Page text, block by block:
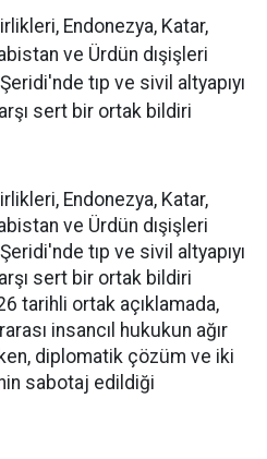
Endonezya, Katar,
ve Ürdün dışişleri
tıp ve sivil altyapıyı
sert bir ortak bildiri
Endonezya, Katar,
ve Ürdün dışişleri
tıp ve sivil altyapıyı
sert bir ortak bildiri
tarihli ortak açıklamada,
insancıl hukukun ağır
diplomatik çözüm ve iki
sabotaj edildiği